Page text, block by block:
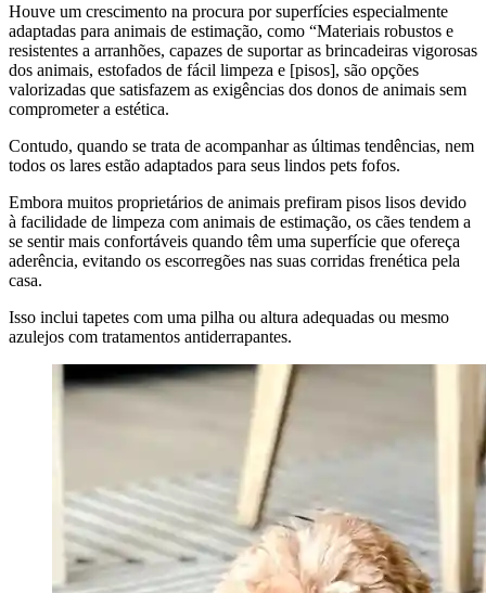
Houve um crescimento na procura por superfícies especialmente
adaptadas para animais de estimação, como “Materiais robustos e
resistentes a arranhões, capazes de suportar as brincadeiras vigorosas
dos animais, estofados de fácil limpeza e [pisos], são opções
valorizadas que satisfazem as exigências dos donos de animais sem
comprometer a estética.
Contudo, quando se trata de acompanhar as últimas tendências, nem
todos os lares estão adaptados para seus lindos pets fofos.
Embora muitos proprietários de animais prefiram pisos lisos devido
à facilidade de limpeza com animais de estimação, os cães tendem a
se sentir mais confortáveis quando têm uma superfície que ofereça
aderência, evitando os escorregões nas suas corridas frenética pela
casa.
Isso inclui tapetes com uma pilha ou altura adequadas ou mesmo
azulejos com tratamentos antiderrapantes.